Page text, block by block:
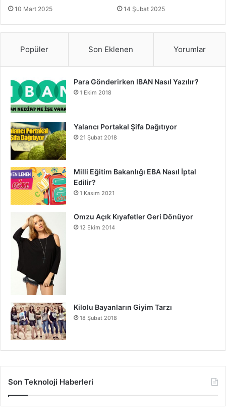
10 Mart 2025 14 Şubat 2025
Popüler Son Eklenen Yorumlar
Para Gönderirken IBAN Nasıl Yazılır?
1 Ekim 2018
Yalancı Portakal Şifa Dağıtıyor
21 Şubat 2018
Milli Eğitim Bakanlığı EBA Nasıl İptal
Edilir?
1 Kasım 2021
Omzu Açık Kıyafetler Geri Dönüyor
12 Ekim 2014
Kilolu Bayanların Giyim Tarzı
18 Şubat 2018
Son Teknoloji Haberleri